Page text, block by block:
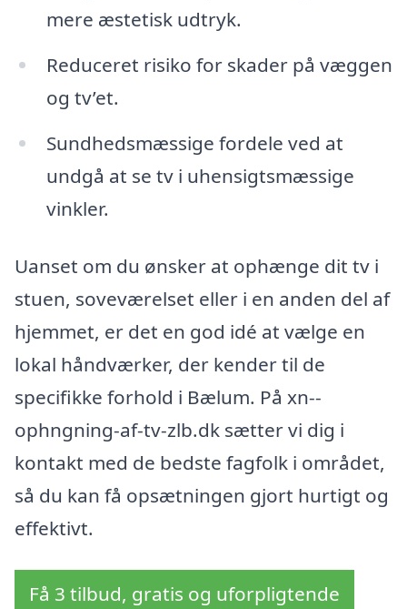
mere æstetisk udtryk.
Reduceret risiko for skader på væggen
og tv’et.
Sundhedsmæssige fordele ved at
undgå at se tv i uhensigtsmæssige
vinkler.
Uanset om du ønsker at ophænge dit tv i
stuen, soveværelset eller i en anden del af
hjemmet, er det en god idé at vælge en
lokal håndværker, der kender til de
specifikke forhold i Bælum. På xn--
ophngning-af-tv-zlb.dk sætter vi dig i
kontakt med de bedste fagfolk i området,
så du kan få opsætningen gjort hurtigt og
effektivt.
Få 3 tilbud, gratis og uforpligtende